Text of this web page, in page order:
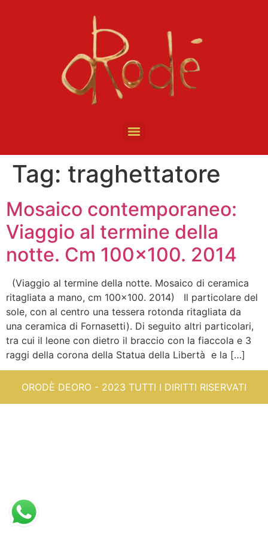
Tag: traghettatore
Mosaico contemporaneo:
Viaggio al termine della
notte. Cm 100×100. 2014
(Viaggio al termine della notte. Mosaico di ceramica
ritagliata a mano, cm 100×100. 2014) Il particolare del
sole, con al centro una tessera rotonda ritagliata da
una ceramica di Fornasetti). Di seguito altri particolari,
tra cui il leone con dietro il braccio con la fiaccola e 3
raggi della corona della Statua della Libertà e la […]
ORODÈ DEORO - 2023 TUTTI I DIRITTI RISERVATI